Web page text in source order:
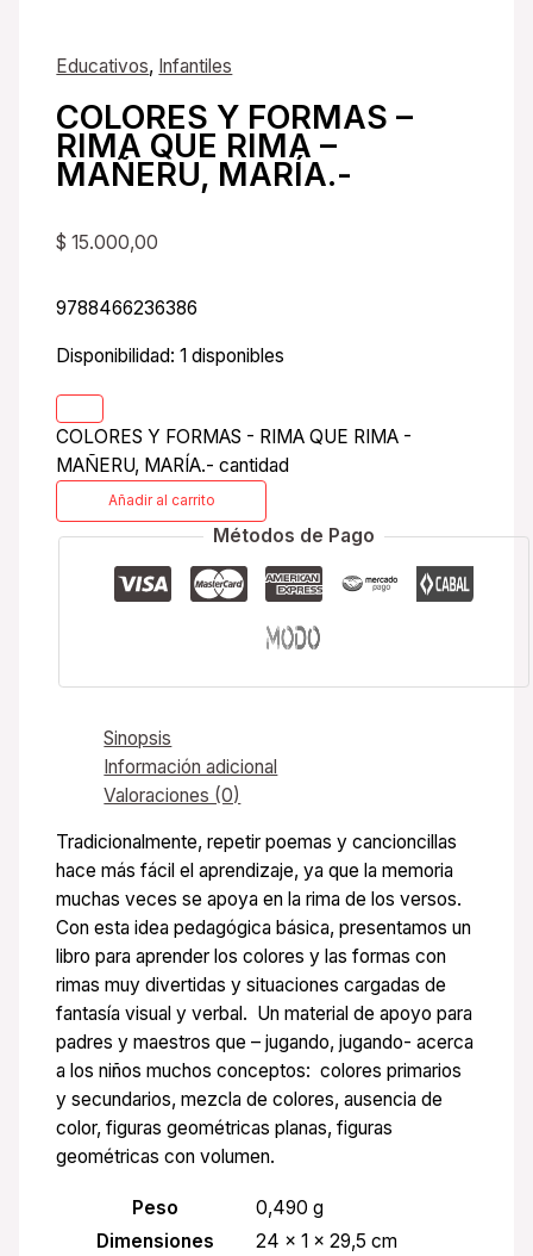
Educativos, Infantiles
COLORES Y FORMAS –
RIMA QUE RIMA –
MAÑERU, MARÍA.-
$ 15.000,00
9788466236386
Disponibilidad: 1 disponibles
COLORES Y FORMAS - RIMA QUE RIMA -
MAÑERU, MARÍA.- cantidad
Añadir al carrito
Métodos de Pago
Sinopsis
Información adicional
Valoraciones (0)
Tradicionalmente, repetir poemas y cancioncillas
hace más fácil el aprendizaje, ya que la memoria
muchas veces se apoya en la rima de los versos.
Con esta idea pedagógica básica, presentamos un
libro para aprender los colores y las formas con
rimas muy divertidas y situaciones cargadas de
fantasía visual y verbal. Un material de apoyo para
padres y maestros que – jugando, jugando- acerca
a los niños muchos conceptos: colores primarios
y secundarios, mezcla de colores, ausencia de
color, figuras geométricas planas, figuras
geométricas con volumen.
Peso
0,490 g
Dimensiones
24 × 1 × 29,5 cm